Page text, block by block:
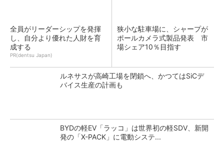
全員がリーダーシップを発揮
し、自分より優れた人財を育
成する
PR(dentsu Japan)
狭小な駐車場に、シャープが
ポールカメラ式製品発表 市
場シェア10％目指す
ルネサスが高崎工場を閉鎖へ、かつてはSiCデ
バイス生産の計画も
BYDの軽EV「ラッコ」は世界初の軽SDV、新開
発の「X-PACK」に電動システ...